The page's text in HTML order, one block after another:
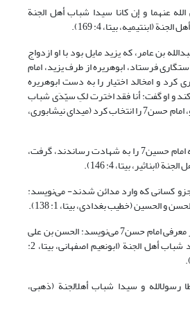
عنهما و إن کانا سیدا شباب أهل الجنة
(ابن‏تیمیه، بی‏تا، 4: 169).
بن عامر، که یزید مایل بود با او ازدواج
فرستاد، ابوهریره از طرف یزید، امام
کرد و ام‏خالد اختیار را به دست ابوهریره
کند و او گفت: أنا فقد اخترت لکِ سیّدَی شباب
أهل‏الجنة. و ام‏خالد از این دو، امام حسن7 را انتخاب کرد (میدای نیشابوری،
3. مختار وقتی کسانی را که امام حسین7 را به شهادت رساندند، گرفت،
بی‏تا، 4: 146).
جزو کسانی که وارد مدائن شدند- می‌نویسد:
و الحسین (خطیب بغدادی، بی‏تا، 1: 138).
5. کتاب معرفة الصحابه در معرفی امام حسن7 می‌نویسد: الحسن بن علی
بن أبی طالب ابومحمد سید شباب أهل الجنة (ابونعیم اصفهانی، بی‏تا، 2:
رسول‏الله و سیدا شباب أهل‏الجنة (ذهبی،